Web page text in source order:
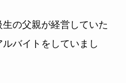
の父親が経営していた
バイトをしていまし